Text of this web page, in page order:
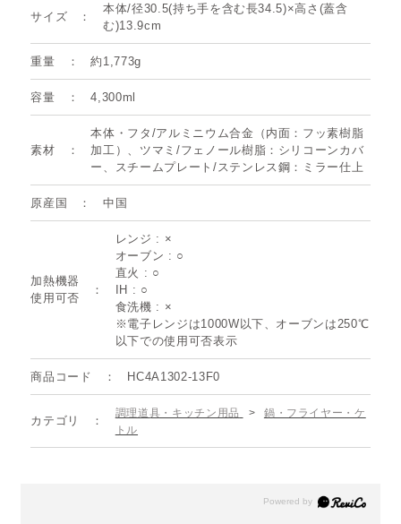
サイズ
本体/径30.5(持ち手を含む長34.5)×高さ(蓋含
む)13.9cm
重量 約1,773g
容量 4,300ml
素材
本体・フタ/アルミニウム合金（内面：フッ素樹脂
加工）、ツマミ/フェノール樹脂：シリコーンカバ
ー、スチームプレート/ステンレス鋼：ミラー仕上
原産国 中国
加熱機器
使用可否
レンジ : ×
オーブン : ○
直火 : ○
IH : ○
食洗機 : ×
※電子レンジは1000W以下、オーブンは250℃
以下での使用可否表示
商品コード HC4A1302-13F0
カテゴリ
調理道具・キッチン用品 >
鍋・フライヤー・ケ
トル